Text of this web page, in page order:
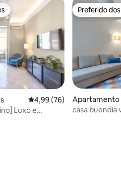
4,99 de uma avaliação
4,99 (76)
Luxo e
Preferido
Preferido
Apartamento
casa buendia